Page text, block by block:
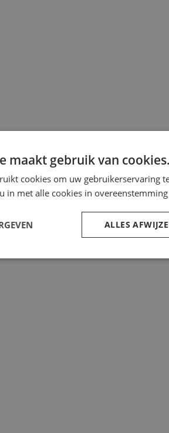
maakt gebruik van cookies.
cookies om uw gebruikerservaring
in met alle cookies in
ALLES